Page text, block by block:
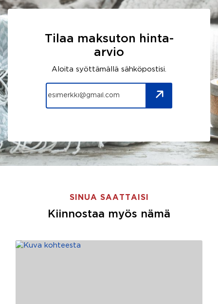
Tilaa maksuton hinta-
arvio
Aloita syöttämällä sähköpostisi.
SINUA SAATTAISI
Kiinnostaa myös nämä